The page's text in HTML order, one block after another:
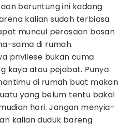
beruntung ini kadang
kalian sudah terbiasa
muncul perasaan bosan
sama di rumah.
privilese bukan cuma
kaya atau pejabat. Punya
di rumah buat makan
yang belum tentu bakal
hari. Jangan menyia-
kalian duduk bareng